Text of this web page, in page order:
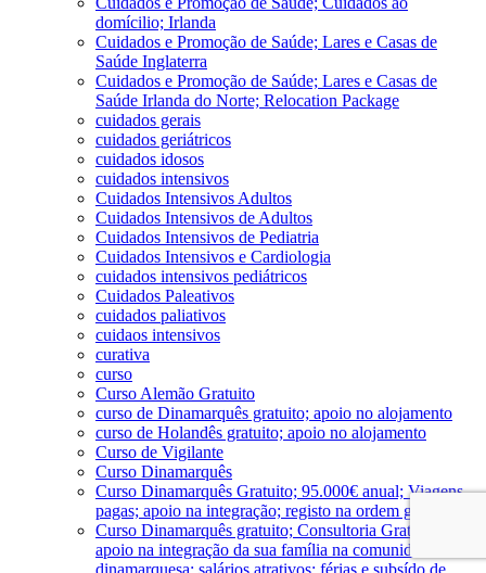
domícilio; Irlanda
Cuidados e Promoção de Saúde; Lares e Casas de
Saúde Inglaterra
Cuidados e Promoção de Saúde; Lares e Casas de
Saúde Irlanda do Norte; Relocation Package
cuidados gerais
cuidados geriátricos
cuidados idosos
cuidados intensivos
Cuidados Intensivos Adultos
Cuidados Intensivos de Adultos
Cuidados Intensivos de Pediatria
Cuidados Intensivos e Cardiologia
cuidados intensivos pediátricos
Cuidados Paleativos
cuidados paliativos
cuidaos intensivos
curativa
curso
Curso Alemão Gratuito
curso de Dinamarquês gratuito; apoio no alojamento
curso de Holandês gratuito; apoio no alojamento
Curso de Vigilante
Curso Dinamarquês
Curso Dinamarquês Gratuito; 95.000€ anual; Viagens
pagas; apoio na integração; registo na ordem gratuito
Curso Dinamarquês gratuito; Consultoria Gratuita;
apoio na integração da sua família na comunidade
dinamarquesa; salários atrativos; férias e subsído de